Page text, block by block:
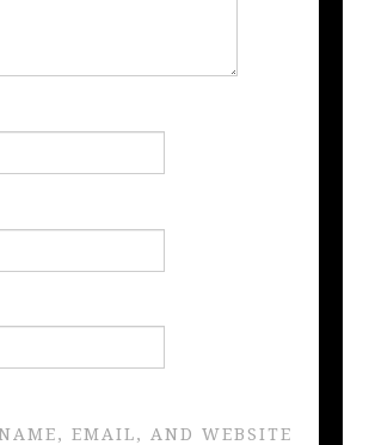
EMAIL, AND WEBSITE